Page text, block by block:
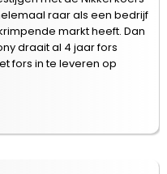
raar als een bedrijf
markt heeft. Dan
draait al 4 jaar fors
fors in te leveren op